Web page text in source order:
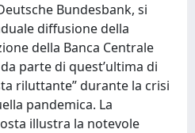
Bundesbank, si
diffusione della
della Banca Centrale
parte di quest’ultima di
riluttante” durante la crisi
pandemica. La
illustra la notevole